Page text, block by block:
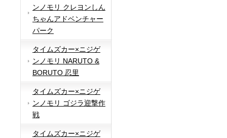
ンノモリ クレヨンしん
ちゃんアドベンチャー
パーク
タイムズカー×ニジゲ
ンノモリ NARUTO &
BORUTO 忍里
タイムズカー×ニジゲ
ンノモリ ゴジラ迎撃作
戦
タイムズカー×ニジゲ